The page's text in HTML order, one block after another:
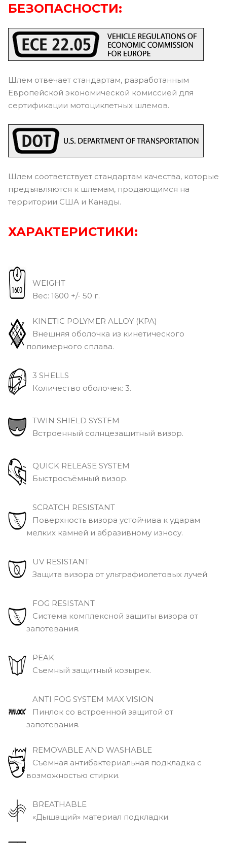
БЕЗОПАСНОСТИ:
Шлем отвечает стандартам, разработанным
Европейской экономической комиссией для
сертификации мотоциклетных шлемов.
Шлем соответствует стандартам качества, которые
предъявляются к шлемам, продающимся на
территории США и Канады.
ХАРАКТЕРИСТИКИ:
WEIGHT
Вec: 1600 +/- 50 г.
KINETIC POLYMER ALLOY (KPA)
Внешняя оболочка из кинетического
полимерного сплава.
3 SHELLS
Количество оболочек: 3.
TWIN SHIELD SYSTEM
Встроенный солнцезащитный визор.
QUICK RELEASE SYSTEM
Быстросъёмный визор.
SCRATCH RESISTANT
Поверхность визора устойчива к ударам
мелких камней и абразивному износу.
UV RESISTANT
Защита визора от ультрафиолетовых лучей.
FOG RESISTANT
Система комплексной защиты визора от
запотевания.
PEAK
Съемный защитный козырек.
ANTI FOG SYSTEM MAX VISION
Пинлок со встроенной защитой от
запотевания.
REMOVABLE AND WASHABLE
Съёмная антибактериальная подкладка с
возможностью стирки.
BREATHABLE
«Дышащий» материал подкладки.